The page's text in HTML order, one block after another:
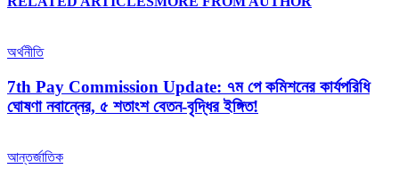
অর্থনীতি
7th Pay Commission Update: ৭ম পে কমিশনের কার্যপরিধি
ঘোষণা নবান্নের, ৫ শতাংশ বেতন-বৃদ্ধির ইঙ্গিত!
আন্তর্জাতিক